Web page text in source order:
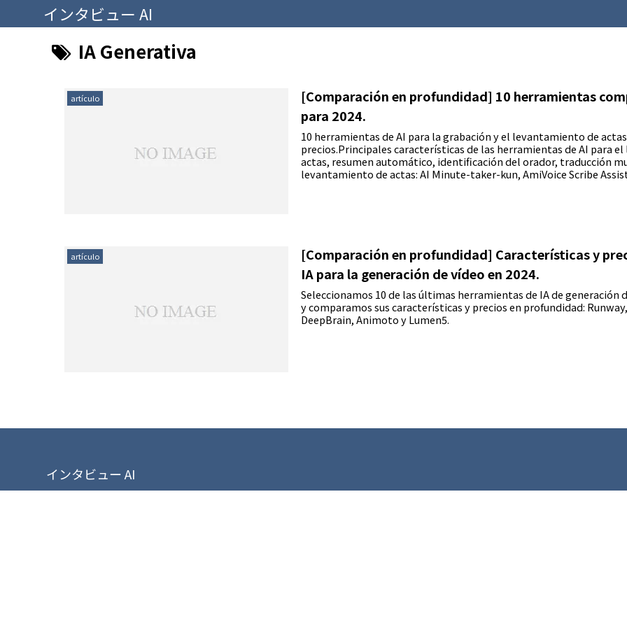
インタビュー AI
IA Generativa
artículo
[Comparación en profundidad] 10 herramientas
para 2024.
10 herramientas de AI para la grabación y el levantamiento de
precios.Principales características de las herramientas de AI para
actas, resumen automático, identificación del orador, traducción
levantamiento de actas: AI Minute-taker-kun, AmiVoice Scribe
artículo
[Comparación en profundidad] Características y
IA para la generación de vídeo en 2024.
Seleccionamos 10 de las últimas herramientas de IA de generación
y comparamos sus características y precios en profundidad:
DeepBrain, Animoto y Lumen5.
インタビュー AI